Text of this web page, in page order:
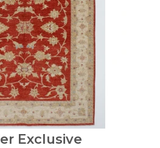
Exclusive